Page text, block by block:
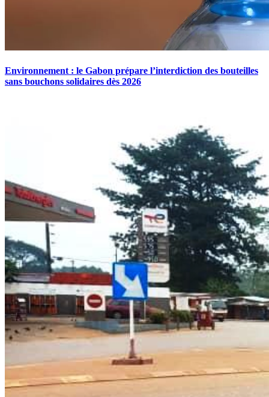
Environnement : le Gabon prépare l’interdiction des bouteilles
sans bouchons solidaires dès 2026